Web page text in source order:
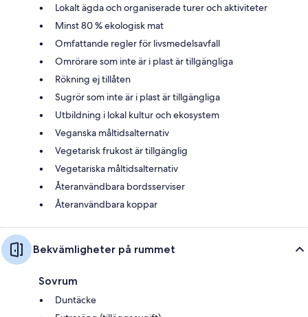
Lokalt ägda och organiserade turer och aktiviteter
Minst 80 % ekologisk mat
Omfattande regler för livsmedelsavfall
Omrörare som inte är i plast är tillgängliga
Rökning ej tillåten
Sugrör som inte är i plast är tillgängliga
Utbildning i lokal kultur och ekosystem
Veganska måltidsalternativ
Vegetarisk frukost är tillgänglig
Vegetariska måltidsalternativ
Återanvändbara bordsserviser
Återanvändbara koppar
Bekvämligheter på rummet
Sovrum
Duntäcke